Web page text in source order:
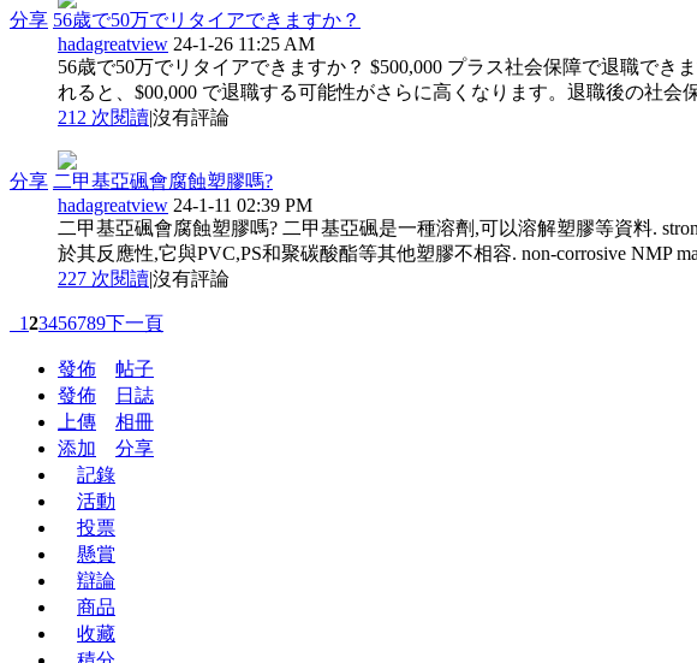
分享 56歳で50万でリタイアできますか？
hadagreatview 24-1-26 11:25 AM
56歳で50万でリタイアできますか？ $500,000 プラス社会保障で退職で
れると、$00,000 で退職する可能性がさらに高くなります。退職後の社
212 次閱讀|沒有評論
分享 二甲基亞碸會腐蝕塑膠嗎?
hadagreatview 24-1-11 02:39 PM
二甲基亞碸會腐蝕塑膠嗎? 二甲基亞碸是一種溶劑,可以溶解塑膠等資料.
於其反應性,它與PVC,PS和聚碳酸酯等其他塑膠不相容. non-corrosive NMP
227 次閱讀|沒有評論
123456789下一頁
發佈
帖子
發佈
日誌
上傳
相冊
添加
分享
記錄
活動
投票
懸賞
辯論
商品
收藏